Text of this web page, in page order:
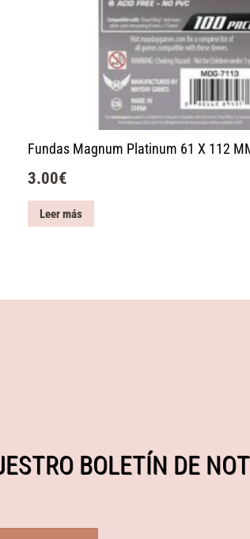
Fundas Magnum Platinum 61 X 112
3.00€
Leer más
BOLETÍN DE